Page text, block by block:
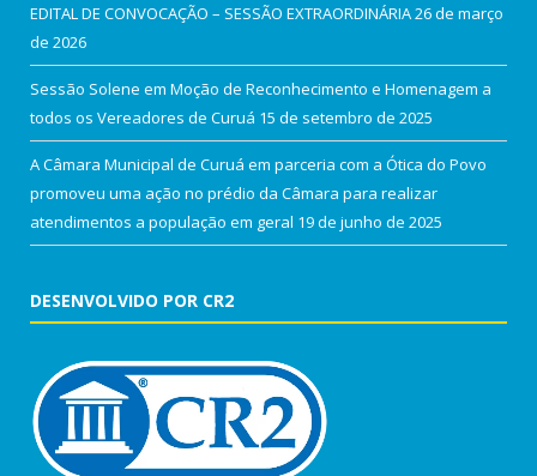
EDITAL DE CONVOCAÇÃO – SESSÃO EXTRAORDINÁRIA26 de março
de 2026
Sessão Solene em Moção de Reconhecimento e Homenagem a
todos os Vereadores de Curuá 15 de setembro de 2025
A Câmara Municipal de Curuá em parceria com a Ótica do Povo
promoveu uma ação no prédio da Câmara para realizar
atendimentos a população em geral 19 de junho de 2025
DESENVOLVIDO POR CR2